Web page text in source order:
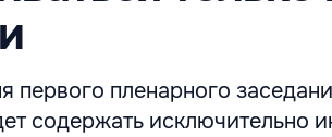
первого пленарного
содержать исключительно